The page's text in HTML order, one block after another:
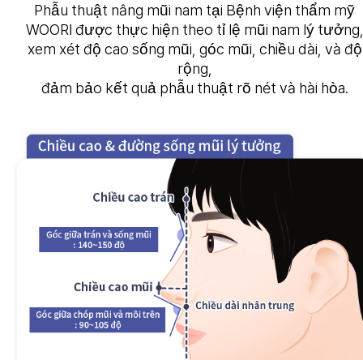
Phẫu thuật nâng mũi nam tại Bệnh viện thẩm mỹ
WOORI được thực hiện theo tỉ lệ mũi nam lý tưởng,
xem xét độ cao sống mũi, góc mũi, chiều dài, và độ
rộng,
đảm bảo kết quả phẫu thuật rõ nét và hài hòa.